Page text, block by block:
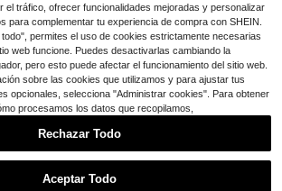
das para caminar, calzado deportiv
o transpirable de moda para uso dia
rio.
$ 14.70 -43%
69 Hay otros vendedores
1
el tráfico, ofrecer funcionalidades mejoradas y personalizar
para complementar tu experiencia de compra con SHEIN.
permites el uso de cookies estrictamente necesarias
web funcione. Puedes desactivarlas cambiando la
pero esto puede afectar el funcionamiento del sitio web.
sobre las cookies que utilizamos y para ajustar tus
opcionales, selecciona "Administrar cookies". Para obtener
procesamos los datos que recopilamos,
Rechazar Todo
Aceptar Todo